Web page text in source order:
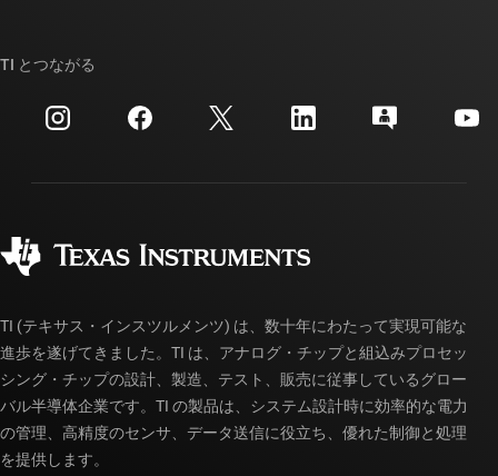
投資家向け情報
製造
クロスリファレンス検索
カスタマー・サポート・センター
myTI アカウントの FAQ
ご注文に関する FAQ
TI とつながる
TI (テキサス・インスツルメンツ) は、数十年にわたって実現可能な
進歩を遂げてきました。TI は、アナログ・チップと組込みプロセッ
シング・チップの設計、製造、テスト、販売に従事しているグロー
バル半導体企業です。TI の製品は、システム設計時に効率的な電力
の管理、高精度のセンサ、データ送信に役立ち、優れた制御と処理
を提供します。